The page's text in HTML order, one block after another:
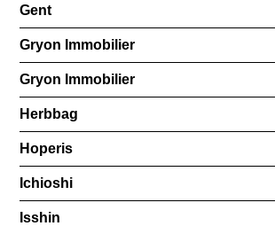
Gent
Gryon Immobilier
Gryon Immobilier
Herbbag
Hoperis
Ichioshi
Isshin